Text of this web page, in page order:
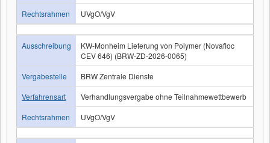
Rechtsrahmen
UVgO/VgV
Ausschreibung
KW-Monheim Lieferung von Polymer (Novafloc
CEV 646) (BRW-ZD-2026-0065)
Vergabestelle
BRW Zentrale Dienste
Verfahrensart
Verhandlungsvergabe ohne Teilnahmewettbewerb
Rechtsrahmen
UVgO/VgV